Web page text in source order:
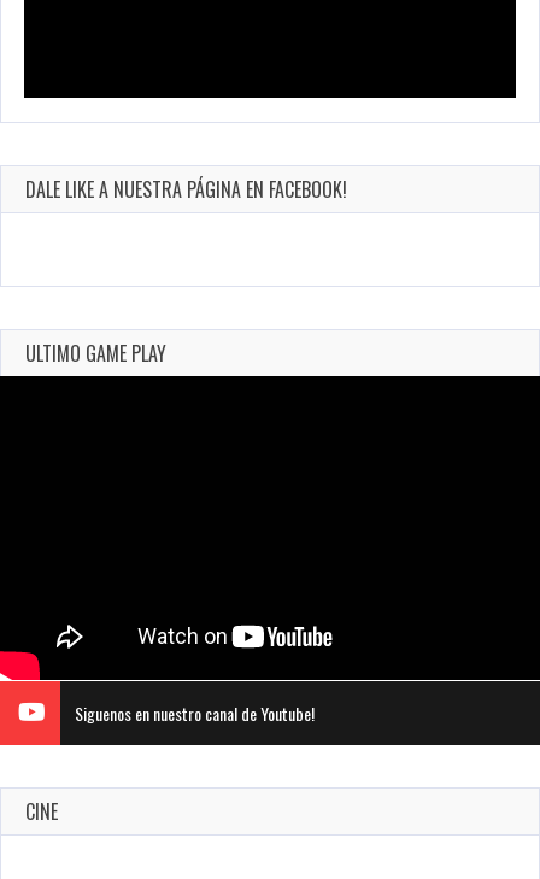
DALE LIKE A NUESTRA PÁGINA EN FACEBOOK!
ULTIMO GAME PLAY
Siguenos en nuestro canal de Youtube!
CINE